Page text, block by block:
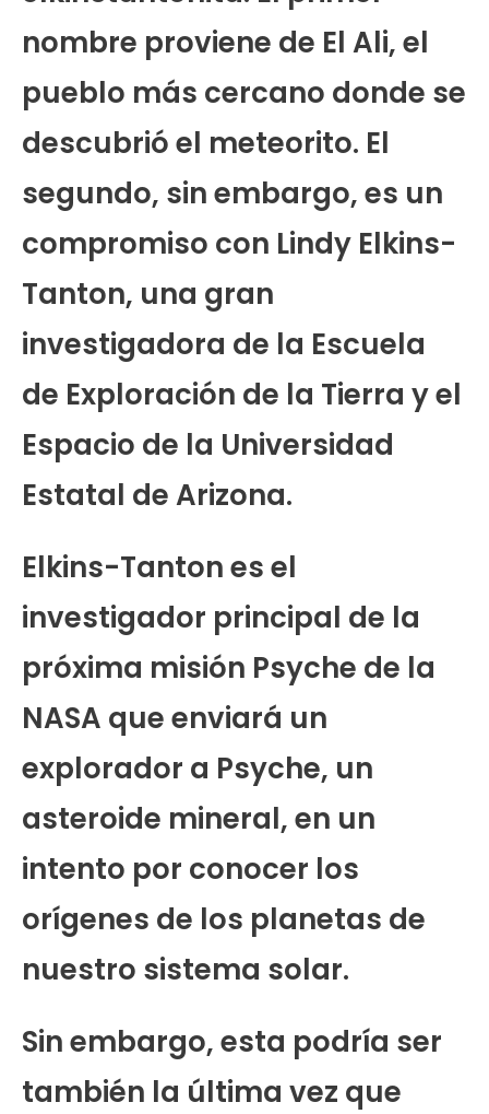
nombre proviene de El Ali, el
pueblo más cercano donde se
descubrió el meteorito. El
segundo, sin embargo, es un
compromiso con Lindy Elkins-
Tanton, una gran
investigadora de la Escuela
de Exploración de la Tierra y el
Espacio de la Universidad
Estatal de Arizona.
Elkins-Tanton es el
investigador principal de la
próxima misión Psyche de la
NASA que enviará un
explorador a Psyche, un
asteroide mineral, en un
intento por conocer los
orígenes de los planetas de
nuestro sistema solar.
Sin embargo, esta podría ser
también la última vez que